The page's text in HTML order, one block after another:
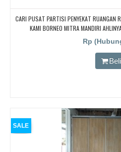
CARI PUSAT PARTISI PENYEKAT RUANGAN
KAMI BORNEO MITRA MANDIRI
Rp
Beli
SALE